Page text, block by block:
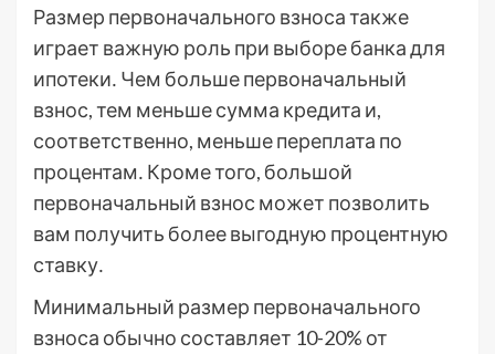
Размер первоначального взноса также
играет важную роль при выборе банка для
ипотеки․ Чем больше первоначальный
взнос, тем меньше сумма кредита и,
соответственно, меньше переплата по
процентам․ Кроме того, большой
первоначальный взнос может позволить
вам получить более выгодную процентную
ставку․
Минимальный размер первоначального
взноса обычно составляет 10-20% от